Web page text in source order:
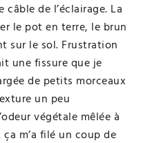
câble de l’éclairage. La
le pot en terre, le brun
sur le sol. Frustration
une fissure que je
de petits morceaux
un peu
végétale mêlée à
m’a filé un coup de